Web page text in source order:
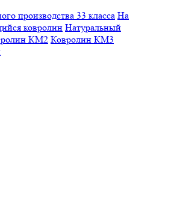
производства 33 класса На
ковролин Натуральный
КМ2 Ковролин КМ3